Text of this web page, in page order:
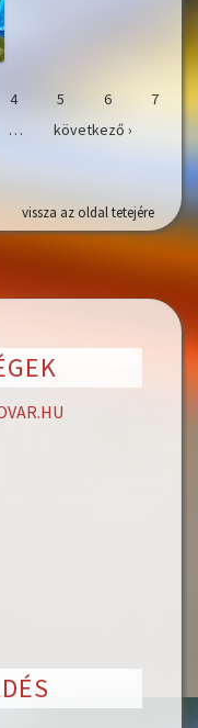
4 5 6
7
…
következő ›
vissza az oldal tetejére